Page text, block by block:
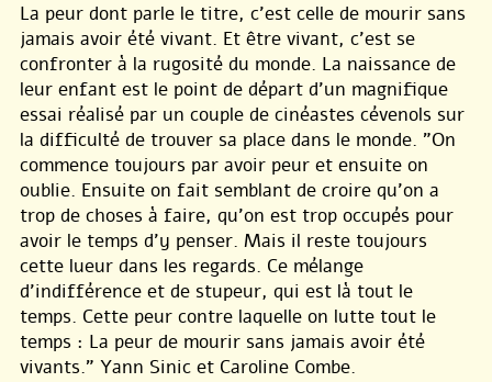
La peur dont parle le titre, c’est celle de mourir sans
jamais avoir été vivant. Et être vivant, c’est se
confronter à la rugosité du monde. La naissance de
leur enfant est le point de départ d’un magnifique
essai réalisé par un couple de cinéastes cévenols sur
la difficulté de trouver sa place dans le monde. "On
commence toujours par avoir peur et ensuite on
oublie. Ensuite on fait semblant de croire qu’on a
trop de choses à faire, qu’on est trop occupés pour
avoir le temps d’y penser. Mais il reste toujours
cette lueur dans les regards. Ce mélange
d’indifférence et de stupeur, qui est là tout le
temps. Cette peur contre laquelle on lutte tout le
temps : La peur de mourir sans jamais avoir été
vivants." Yann Sinic et Caroline Combe.